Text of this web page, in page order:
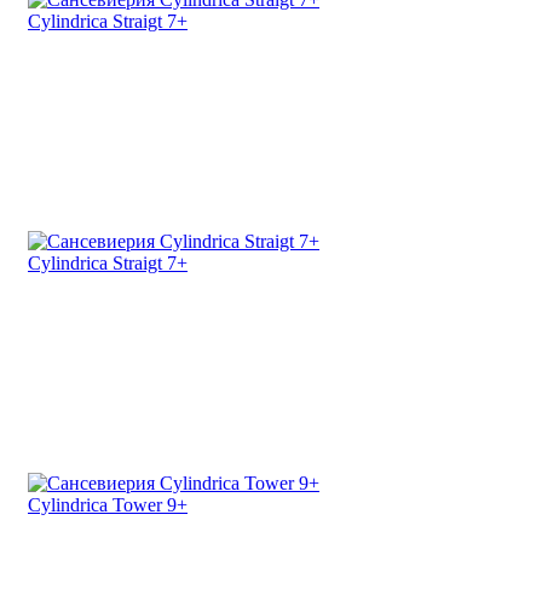
Cylindrica Straigt 7+
Cylindrica Straigt 7+
Cylindrica Tower 9+